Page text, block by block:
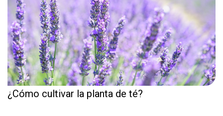
¿Cómo cultivar la planta de té?